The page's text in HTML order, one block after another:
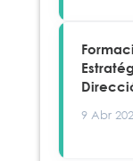
9 Abr